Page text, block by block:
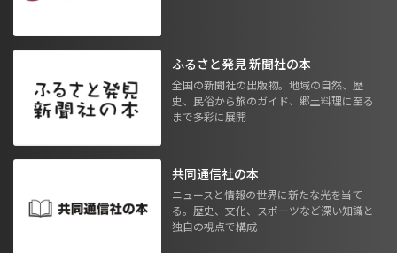
ふるさと発見 新聞社の本
全国の新聞社の出版物。地域の自然、歴
史、民俗から旅のガイド、郷土料理に至る
まで多彩に展開
共同通信社の本
ニュースと情報の世界に新たな光を当て
る。歴史、文化、スポーツなど深い知識と
独自の視点で構成